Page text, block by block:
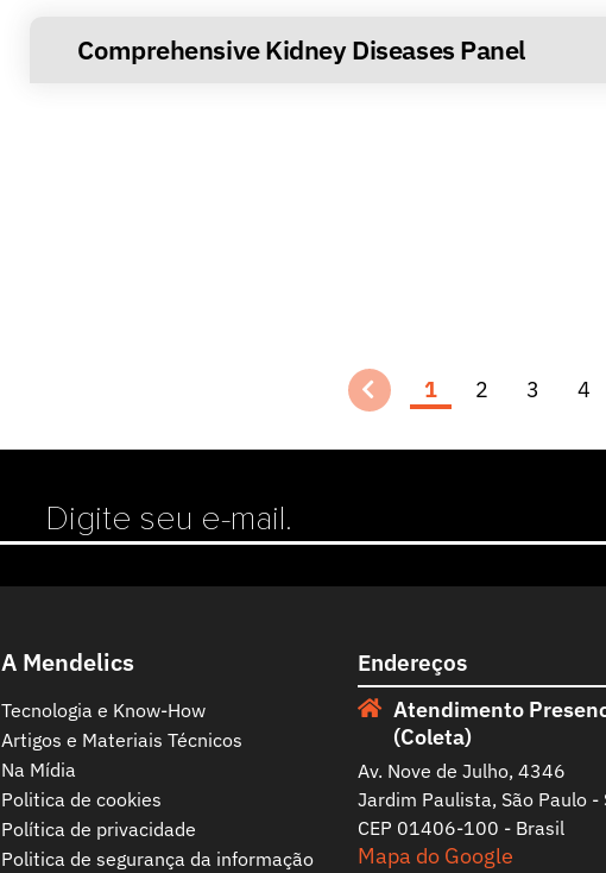
Comprehensive Kidney Diseases Panel
1 2 3 4
A Mendelics
Tecnologia e Know-How
Artigos e Materiais Técnicos
Na Mídia
Politica de cookies
Política de privacidade
Politica de segurança da informação
Endereços
Atendimento
(Coleta)
Av. Nove de Julho, 4346
Jardim Paulista, São Paulo -
CEP 01406-100 - Brasil
Mapa do Google